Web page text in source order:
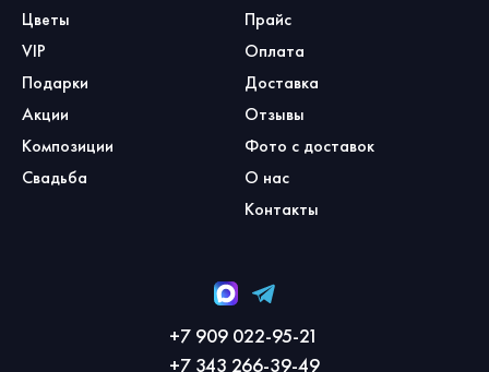
Цветы
VIP
Подарки
Акции
Композиции
Свадьба
Прайс
Оплата
Доставка
Отзывы
Фото с доставок
О нас
Контакты
+7 909 022-95-21
+7 343 266-39-49